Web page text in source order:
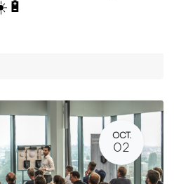
OCT.
02